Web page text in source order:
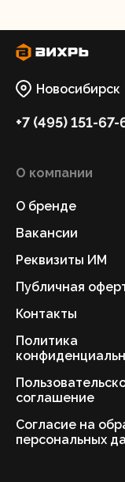
Новосибирск
+7 (495) 151-67-
О компании
О бренде
Вакансии
Реквизиты ИМ
Публичная
Контакты
Политика
соглашение
Согласие на
персональных